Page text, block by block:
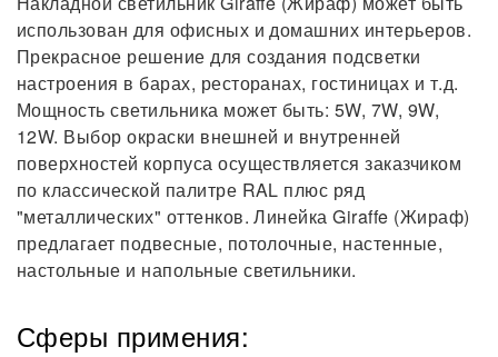
использован для офисных и домашних интерьеров.
Прекрасное решение для создания подсветки
настроения в барах, ресторанах, гостиницах и т.д.
Мощность светильника может быть: 5W, 7W, 9W,
12W. Выбор окраски внешней и внутренней
поверхностей корпуса осуществляется заказчиком
по классической палитре RAL плюс ряд
"металлических" оттенков. Линейка Giraffe (Жираф)
предлагает подвесные, потолочные, настенные,
настольные и напольные светильники.
Сферы примения: